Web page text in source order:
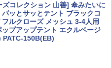
ル) 2026年 9 月号【特別付録:
ル"旅"財布 ランダム2種】
理 地図・統計・移動から読み
現代新書)
ズコレクション 山善] 傘みたいに
パッとサッとテント ブラックコ
フルクローズ メッシュ 3-4人用
プアップテント エクルベージ
PATC-150B(EB)